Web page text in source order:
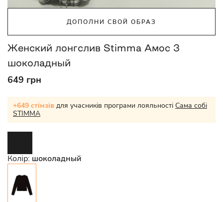
ДОПОЛНИ СВОЙ ОБРАЗ
Женский лонгслив Stimma Амос 3
шоколадный
649 грн
+649 стімзів для учасників програми лояльності Сама собі
STIMMA
Колір: шоколадный